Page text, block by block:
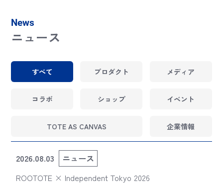
News
ニュース
すべて プロダクト メディア
コラボ ショップ イベント
TOTE AS CANVAS 企業情報
2026.08.03
ニュース
ROOTOTE × Independent Tokyo 2026